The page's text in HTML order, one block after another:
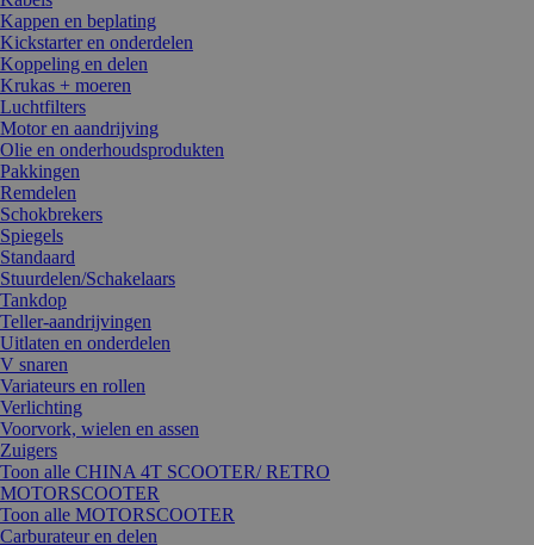
Kappen en beplating
Kickstarter en onderdelen
Koppeling en delen
Krukas + moeren
Luchtfilters
Motor en aandrijving
Olie en onderhoudsprodukten
Pakkingen
Remdelen
Schokbrekers
Spiegels
Standaard
Stuurdelen/Schakelaars
Tankdop
Teller-aandrijvingen
Uitlaten en onderdelen
V snaren
Variateurs en rollen
Verlichting
Voorvork, wielen en assen
Zuigers
Toon alle CHINA 4T SCOOTER/ RETRO
MOTORSCOOTER
Toon alle MOTORSCOOTER
Carburateur en delen